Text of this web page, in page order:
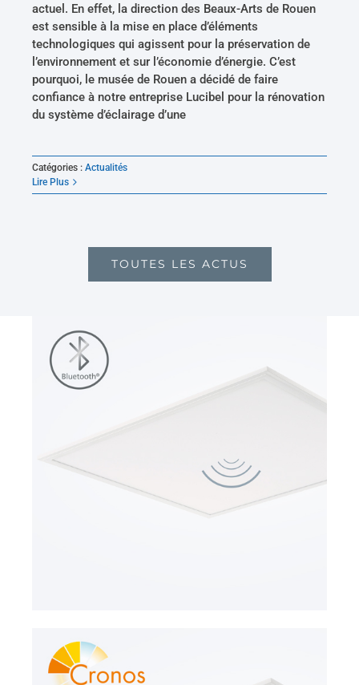
actuel. En effet, la direction des Beaux-Arts de Rouen
est sensible à la mise en place d’éléments
technologiques qui agissent pour la préservation de
l’environnement et sur l’économie d’énergie. C’est
pourquoi, le musée de Rouen a décidé de faire
confiance à notre entreprise Lucibel pour la rénovation
du système d’éclairage d’une
Catégories :Actualités
Lire Plus
TOUTES LES ACTUS